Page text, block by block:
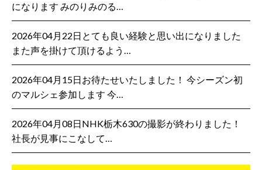
になります みのりみのる…
2026年04月22日とても良い経験と思い出になりました
また声を掛けて頂けるよう…
2026年04月15日お待たせいたしました！ 今シーズン初
のマルシェ参加します 今…
2026年04月08日NHK栃木630の撮影が終わりました！
社長が見事にこなして…